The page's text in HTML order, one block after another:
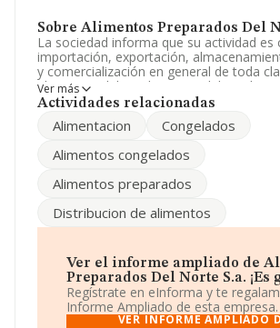
Sobre Alimentos Preparados Del
La sociedad informa que su actividad es
importación, exportación,
y comercialización en general de toda
alimentos elaborados, semielaborados y
caliente y congelados. y otros. La
corresponde a 6920 con código
fiscal'. La empresa no tiene actividad en
Norte S.A, NIF A31515158, se encuentra
Zaragoza núm. 3 1, (31003), en el
En relación con el sector y disponiendo
hasta 56.819 empresas, a nivel nacional
asciende a 14.430 millones de euros y se
promedio de la facturación entre todas
Ver más
Actividades relacionadas
Alimentacion
Congelados
Alimentos congelados
Alimentos preparados
Distribucion de alimentos
Ver el informe ampliado de
Preparados Del Norte S.a. ¡Es
Regístrate en eInforma y te
Informe Ampliado de esta empresa.
VER INFORME AMPLIADO